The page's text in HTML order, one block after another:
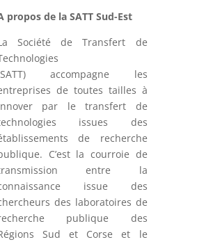
propos de la SATT Sud-Est
Société de Transfert de
accompagne les
de toutes tailles à
par le transfert de
issues des
de recherche
C’estla courroie de
entre la
issue des
des laboratoires de
publique des
Sud et Corse et le